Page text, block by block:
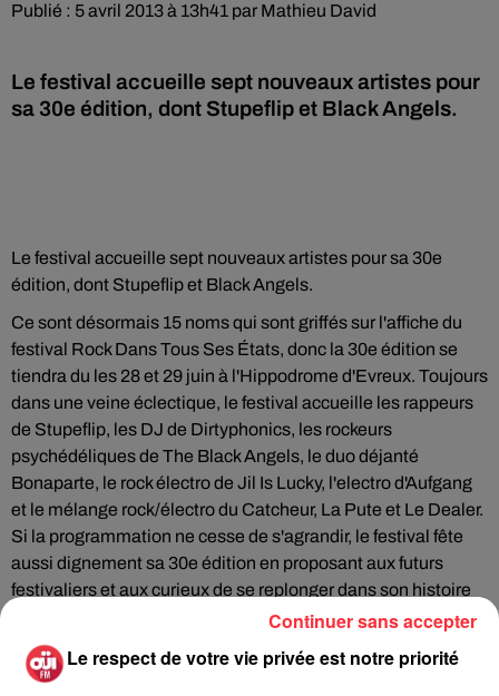
Publié : 5 avril 2013 à 13h41 par Mathieu David
Le festival accueille sept nouveaux artistes pour
sa 30e édition, dont Stupeflip et Black Angels.
Le festival accueille sept nouveaux artistes pour sa 30e
édition, dont Stupeflip et Black Angels.
Ce sont désormais 15 noms qui sont griffés sur l'affiche du
festival Rock Dans Tous Ses États, donc la 30e édition se
tiendra du les 28 et 29 juin à l'Hippodrome d'Evreux. Toujours
dans une veine éclectique, le festival accueille les rappeurs
de Stupeflip, les DJ de Dirtyphonics, les rockeurs
psychédéliques de The Black Angels, le duo déjanté
Bonaparte, le rock électro de Jil Is Lucky, l'electro d'Aufgang
et le mélange rock/électro du Catcheur, La Pute et Le Dealer.
Si la programmation ne cesse de s'agrandir, le festival fête
aussi dignement sa 30e édition en proposant aux futurs
festivaliers et aux curieux de se replonger dans son histoire
des documents, des affiches,
des témoignages glanés tout au long de l'histoire du Rock
Dans Tous Ses Etats.
Le respect de votre vie privée est notre priorité
Continuer sans accepter